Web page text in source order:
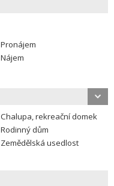
Pronájem
Nájem
Chalupa, rekreační domek
Rodinný dům
Zemědělská usedlost